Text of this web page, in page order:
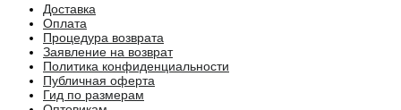
Доставка
Оплата
Процедура возврата
Заявление на возврат
Политика конфиденциальности
Публичная оферта
Гид по размерам